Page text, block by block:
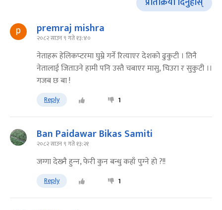
premraj mishra
२०८२ साउन ९ गते १३:४०
नेताहरू हेलिकप्‍टरमा घुम्ने गर्ने रित्याएर देशको ढुकुटी । तिनै
नेतालाई जिताउने हामी पनि उस्तै चबाएर मासु, चिउरा र सुकुटी ।।
गजब छ बा !
Reply 1
Ban Paidawar Bikas Samiti
२०८२ साउन ९ गते १३:२१
जग्गा देख्‍नै हुन्‍न, फेरी कुन बन्धु कहाँ पुग्‍ने हो ?!!
Reply 1